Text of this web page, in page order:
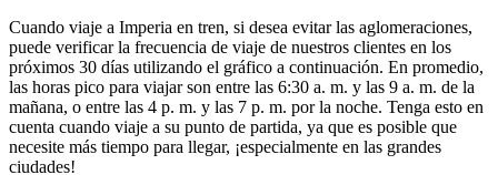
Cuando viaje a Imperia en tren, si desea evitar las aglomeraciones,
puede verificar la frecuencia de viaje de nuestros clientes en los
próximos 30 días utilizando el gráfico a continuación. En promedio,
las horas pico para viajar son entre las 6:30 a. m. y las 9 a. m. de la
mañana, o entre las 4 p. m. y las 7 p. m. por la noche. Tenga esto en
cuenta cuando viaje a su punto de partida, ya que es posible que
necesite más tiempo para llegar, ¡especialmente en las grandes
ciudades!